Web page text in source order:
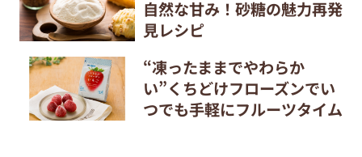
自然な甘み！砂糖の魅力再発
見レシピ
“凍ったままでやわらか
い”くちどけフローズンでい
つでも手軽にフルーツタイム